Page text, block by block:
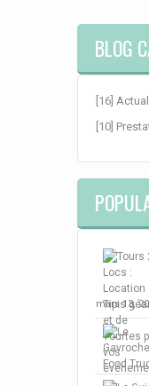
BLOG
[16]
[10]
mars 13,